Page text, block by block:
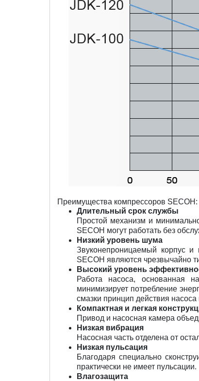
Преимущества компрессоров SECOH:
Длительный срок службы
Простой механизм и
SECOH могут работать без
Низкий уровень шума
Звуконепроницаемый корпус
SECOH являются чрезвычайно
Высокий уровень
Работа насоса, основанная
минимизирует потребление
смазки принцип действия
Компактная и легкая
Привод и насосная камера
Низкая вибрация
Насосная часть отделена от
Низкая пульсация
Благодаря специально
практически не имеет пульсации.
Влагозащита